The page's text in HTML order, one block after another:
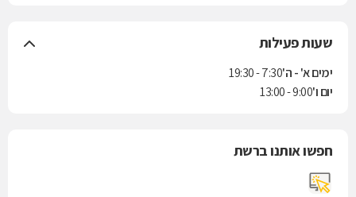
שעות פעילות
ימים א' - ה'7:30 - 19:30
יום ו'9:00 - 13:00
חפשו אותנו ברשת